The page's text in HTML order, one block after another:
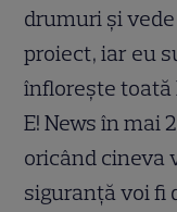
drumuri și
proiect, iar eu
înflorește toată
E! News în mai
oricând cineva
siguranță voi fi